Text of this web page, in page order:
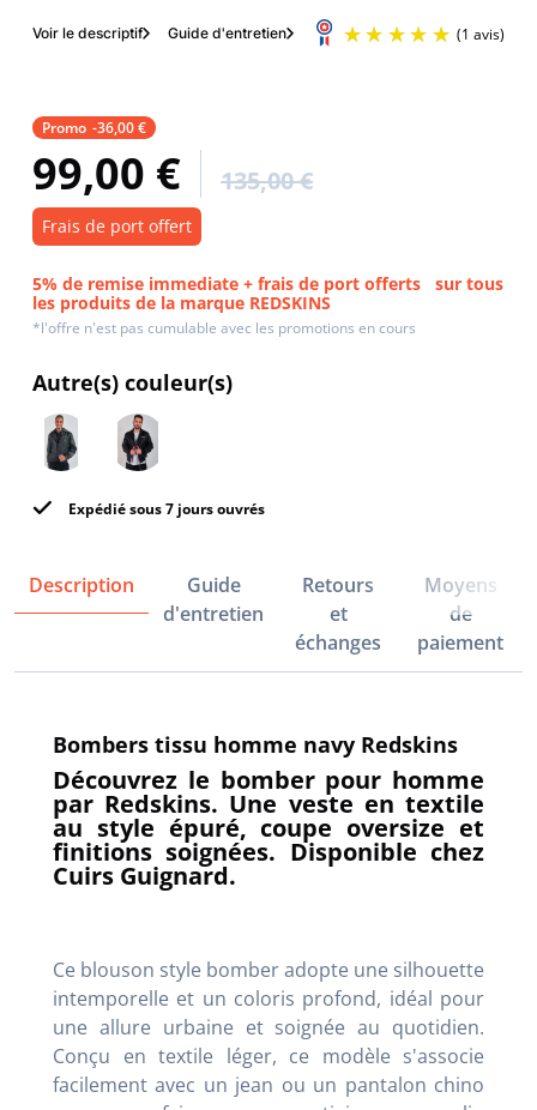
Voir le descriptif Guide d'entretien
Promo -36,00 €
99,00 € 135,00 €
Frais de port offert
5% de remise immediate + frais de port offerts sur tous
les produits de la marque REDSKINS
*l'offre n'est pas cumulable avec les promotions en cours
Autre(s) couleur(s)
Expédié sous 7 jours ouvrés
Description
Guide
d'entretien
Retours
et
échanges
Moyens
de
paiement
Bombers tissu homme navy Redskins
Découvrez le bomber pour homme
par Redskins. Une veste en textile
au style épuré, coupe oversize et
finitions soignées. Disponible chez
Cuirs Guignard.
Ce blouson style bomber adopte une silhouette
intemporelle et un coloris profond, idéal pour
une allure urbaine et soignée au quotidien.
Conçu en textile léger, ce modèle s'associe
facilement avec un jean ou un pantalon chino